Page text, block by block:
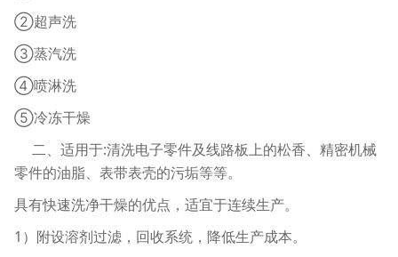
②超声洗
③蒸汽洗
④喷淋洗
⑤冷冻干燥
二、适用于:清洗电子零件及线路板上的松香、精密机械
零件的油脂、表带表壳的污垢等等。
具有快速洗净干燥的优点，适宜于连续生产。
1）附设溶剂过滤，回收系统，降低生产成本。